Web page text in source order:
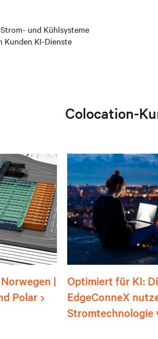
und Kühlsysteme
Kunden KI-Dienste
Colocation-
|
Polar
Optimiert für KI:
EdgeConneX
Stromtechnologie